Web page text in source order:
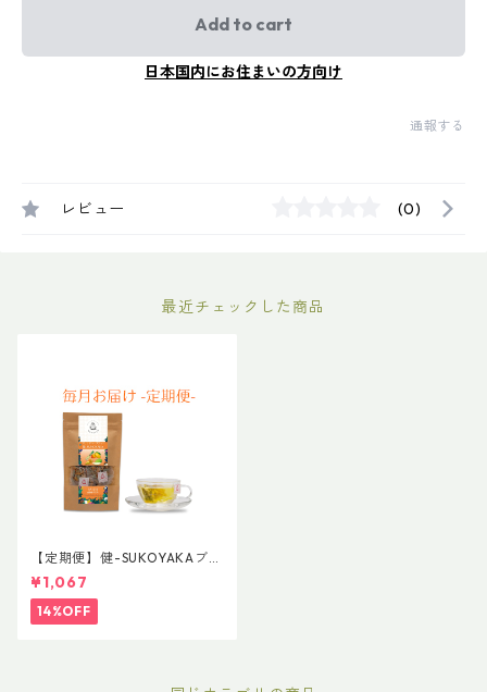
Add to cart
日本国内にお住まいの方向け
通報する
レビュー (0)
最近チェックした商品
【定期便】健-SUKOYAKAブレ
ンド 普通サイズ
¥1,067
14%OFF